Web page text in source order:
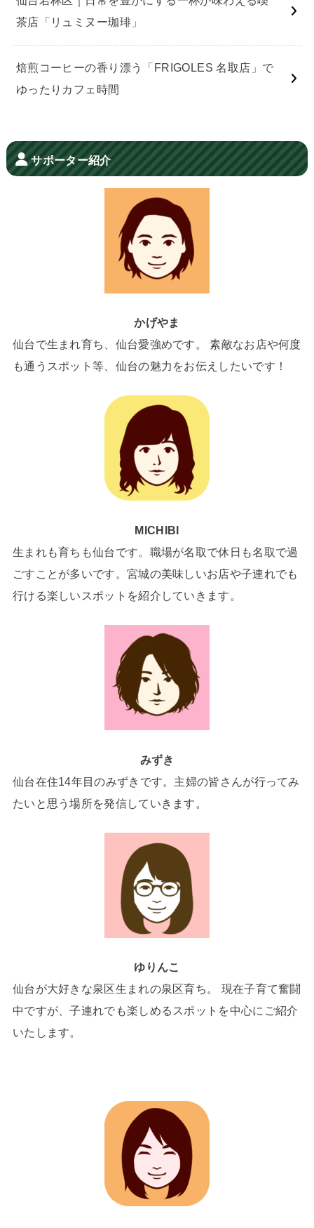
茶店「リュミヌー珈琲」
焙煎コーヒーの香り漂う「FRIGOLES 名取店」で
ゆったりカフェ時間
サポーター紹介
かげやま
仙台で生まれ育ち、仙台愛強めです。 素敵なお店や何度
も通うスポット等、仙台の魅力をお伝えしたいです！
MICHIBI
生まれも育ちも仙台です。職場が名取で休日も名取で過
ごすことが多いです。宮城の美味しいお店や子連れでも
行ける楽しいスポットを紹介していきます。
みずき
仙台在住14年目のみずきです。主婦の皆さんが行ってみ
たいと思う場所を発信していきます。
ゆりんこ
仙台が大好きな泉区生まれの泉区育ち。 現在子育て奮闘
中ですが、子連れでも楽しめるスポットを中心にご紹介
いたします。